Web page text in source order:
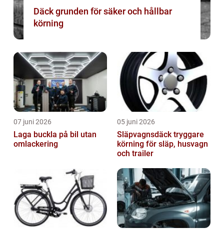
Däck grunden för säker och hållbar
körning
07 juni 2026
Laga buckla på bil utan
omlackering
05 juni 2026
Släpvagnsdäck tryggare
körning för släp, husvagn
och trailer